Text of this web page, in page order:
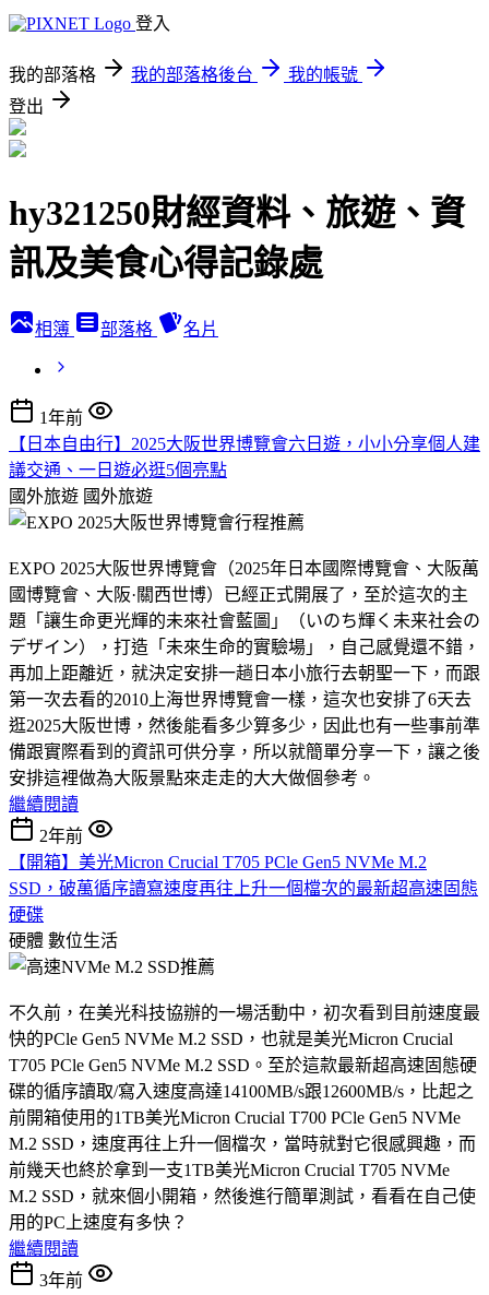
登入
我的部落格 我的部落格後台
我的帳號
登出
hy321250財經資料、旅遊、資
訊及美食心得記錄處
相簿 部落格 名片
1年前
【日本自由行】2025大阪世界博覽會六日遊，小小分享個人建
議交通、一日遊必逛5個亮點
國外旅遊 國外旅遊
EXPO 2025大阪世界博覽會（2025年日本國際博覽會、大阪萬
國博覽會、大阪·關西世博）已經正式開展了，至於這次的主
題「讓生命更光輝的未來社會藍圖」（いのち輝く未来社会の
デザイン），打造「未來生命的實驗場」，自己感覺還不錯，
再加上距離近，就決定安排一趟日本小旅行去朝聖一下，而跟
第一次去看的2010上海世界博覽會一樣，這次也安排了6天去
逛2025大阪世博，然後能看多少算多少，因此也有一些事前準
備跟實際看到的資訊可供分享，所以就簡單分享一下，讓之後
安排這裡做為大阪景點來走走的大大做個參考。
繼續閱讀
2年前
【開箱】美光Micron Crucial T705 PCle Gen5 NVMe M.2
SSD，破萬循序讀寫速度再往上升一個檔次的最新超高速固態
硬碟
硬體 數位生活
不久前，在美光科技協辦的一場活動中，初次看到目前速度最
快的PCle Gen5 NVMe M.2 SSD，也就是美光Micron Crucial
T705 PCle Gen5 NVMe M.2 SSD。至於這款最新超高速固態硬
碟的循序讀取/寫入速度高達14100MB/s跟12600MB/s，比起之
前開箱使用的1TB美光Micron Crucial T700 PCle Gen5 NVMe
M.2 SSD，速度再往上升一個檔次，當時就對它很感興趣，而
前幾天也終於拿到一支1TB美光Micron Crucial T705 NVMe
M.2 SSD，就來個小開箱，然後進行簡單測試，看看在自己使
用的PC上速度有多快？
繼續閱讀
3年前